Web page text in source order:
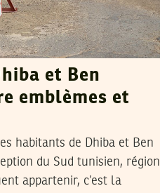
et Ben
emblèmes et
habitants de Dhiba et Ben
du Sud tunisien, région
appartenir, c’est la